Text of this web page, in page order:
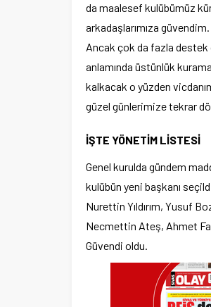
da maalesef kulübümüz
arkadaşlarımıza
Ancak çok da fazla destek
anlamında üstünlük
kalkacak o yüzden
güzel günlerimize tekrar
İŞTE YÖNETİM LİSTESİ
Genel kurulda gündem
kulübün yeni başkanı
Nurettin Yıldırım, Yusuf
Necmettin Ateş, Ahmet
Güvendi oldu.